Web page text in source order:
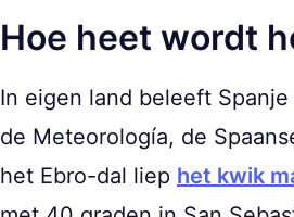
Hoe heet wordt
In eigen land beleeft Spanje
de Meteorología, de
het Ebro-dal liep het kwik